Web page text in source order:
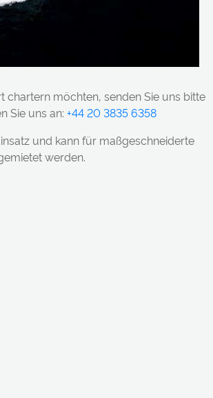
chartern möchten, senden Sie uns bitte
Sie uns an: +44 20 3835 6358
und kann für maßgeschneiderte
werden.